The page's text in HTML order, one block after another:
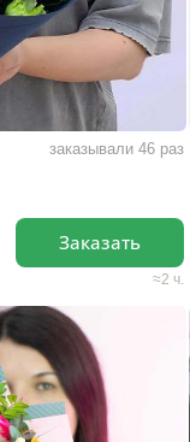
заказывали 46 раз
2 ч.
Заказать